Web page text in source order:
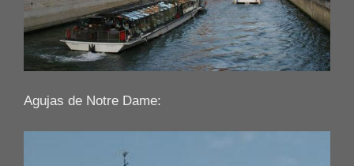
Agujas de Notre Dame: